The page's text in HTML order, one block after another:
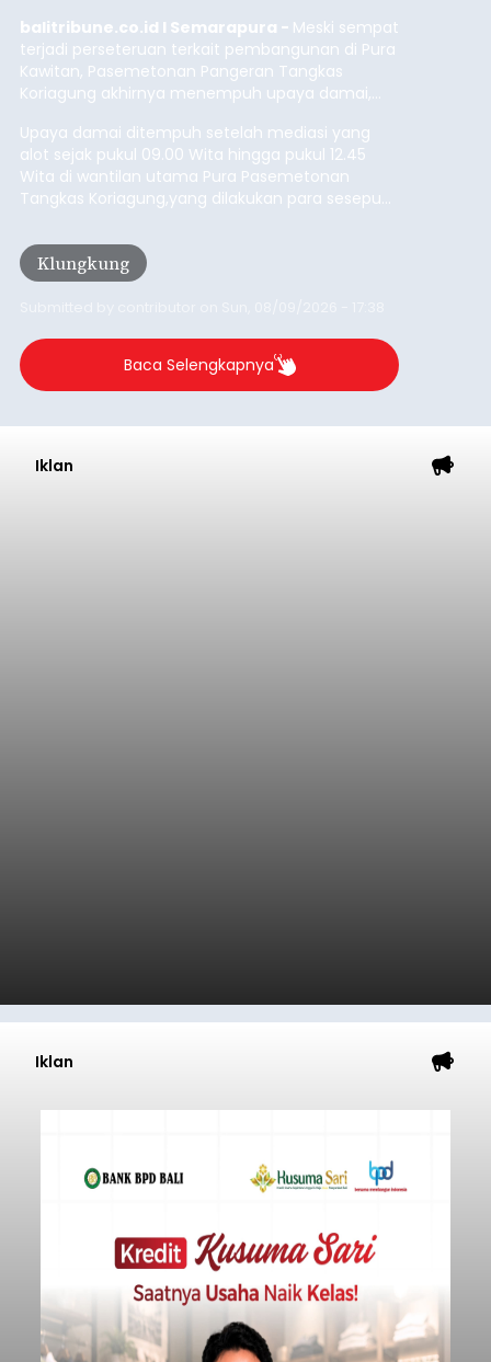
balitribune.co.id I Semarapura - Meski sempat
terjadi perseteruan terkait pembangunan di Pura
Kawitan, Pasemetonan Pangeran Tangkas
Koriagung akhirnya menempuh upaya damai,
Upaya damai ditempuh setelah mediasi yang
alot sejak pukul 09.00 Wita hingga pukul 12.45
Wita di wantilan utama Pura Pasemetonan
Tangkas Koriagung,yang dilakukan para sesepuh
Klungkung
Baca Selengkapnya
Iklan
Iklan